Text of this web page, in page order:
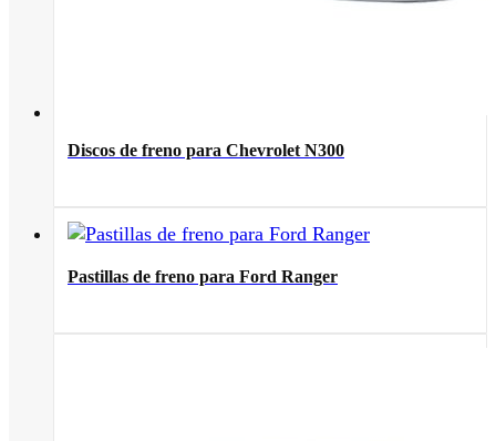
Discos de freno para Chevrolet N300
Pastillas de freno para Ford Ranger